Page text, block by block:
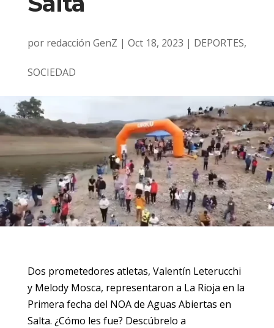
por redacción GenZ | Oct 18, 2023 | DEPORTES,
SOCIEDAD
Dos prometedores atletas, Valentín Leterucchi
y Melody Mosca, representaron a La Rioja en la
Primera fecha del NOA de Aguas Abiertas en
Salta. ¿Cómo les fue? Descúbrelo a